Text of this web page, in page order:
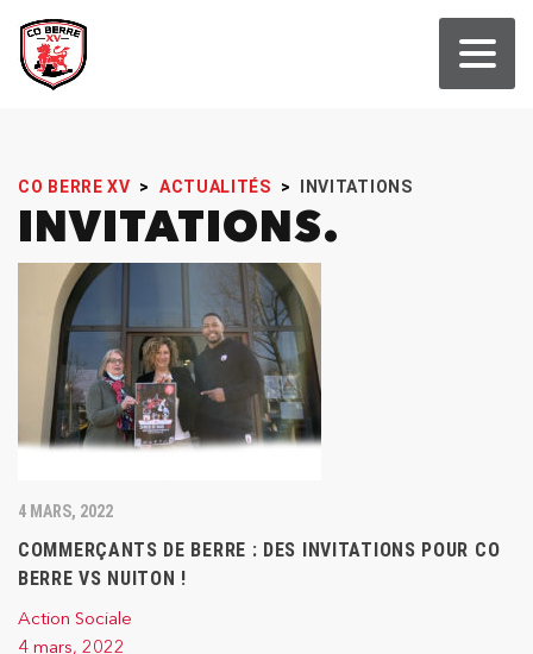
CO BERRE XV > ACTUALITÉS > INVITATIONS
INVITATIONS
4 MARS, 2022
COMMERÇANTS DE BERRE : DES INVITATIONS POUR CO
BERRE VS NUITON !
Action Sociale
4 mars, 2022